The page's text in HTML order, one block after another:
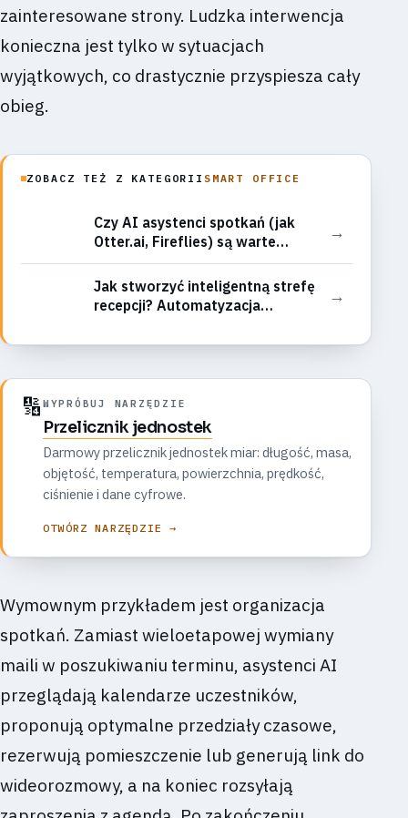
zainteresowane strony. Ludzka interwencja
konieczna jest tylko w sytuacjach
wyjątkowych, co drastycznie przyspiesza cały
obieg.
ZOBACZ TEŻ Z KATEGORII SMART OFFICE
Czy AI asystenci spotkań (jak
Otter.ai, Fireflies) są warte
inwestycji? Testy transkrypcji i
integracji z kalendarzem
→
Jak stworzyć inteligentną strefę
recepcji? Automatyzacja
przepustek i powiadamiania
→
🔢 WYPRÓBUJ NARZĘDZIE
Przelicznik jednostek
Darmowy przelicznik jednostek miar: długość, masa,
objętość, temperatura, powierzchnia, prędkość,
ciśnienie i dane cyfrowe.
OTWÓRZ NARZĘDZIE →
Wymownym przykładem jest organizacja
spotkań. Zamiast wieloetapowej wymiany
maili w poszukiwaniu terminu, asystenci AI
przeglądają kalendarze uczestników,
proponują optymalne przedziały czasowe,
rezerwują pomieszczenie lub generują link do
wideorozmowy, a na koniec rozsyłają